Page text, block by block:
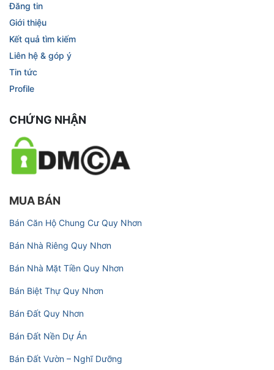
Đăng tin
Giới thiệu
Kết quả tìm kiếm
Liên hệ & góp ý
Tin tức
Profile
CHỨNG NHẬN
MUA BÁN
Bán Căn Hộ Chung Cư Quy Nhơn
Bán Nhà Riêng Quy Nhơn
Bán Nhà Mặt Tiền Quy Nhơn
Bán Biệt Thự Quy Nhơn
Bán Đất Quy Nhơn
Bán Đất Nền Dự Án
Bán Đất Vườn – Nghĩ Dưỡng